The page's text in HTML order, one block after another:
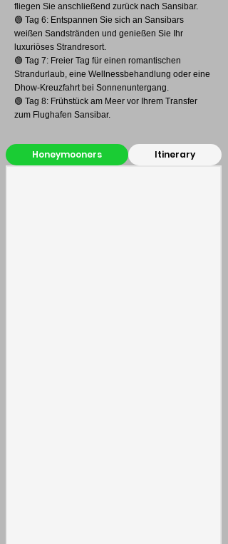
fliegen Sie anschließend zurück nach Sansibar.
🟢 Tag 6: Entspannen Sie sich an Sansibars
weißen Sandstränden und genießen Sie Ihr
luxuriöses Strandresort.
🟢 Tag 7: Freier Tag für einen romantischen
Strandurlaub, eine Wellnessbehandlung oder eine
Dhow-Kreuzfahrt bei Sonnenuntergang.
🟢 Tag 8: Frühstück am Meer vor Ihrem Transfer
zum Flughafen Sansibar.
Honeymooners Itinerary